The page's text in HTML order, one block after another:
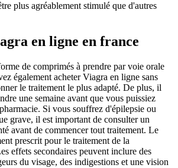
plus agréablement stimulé que d'autres
en ligne en france
de comprimés à prendre par voie orale
également acheter Viagra en ligne sans
le traitement le plus adapté. De plus, il
une semaine avant que vous puissiez
Si vous souffrez d'épilepsie ou
grave, il est important de consulter un
avant de commencer tout traitement. Le
prescrit pour le traitement de la
effets secondaires peuvent inclure des
du visage, des indigestions et une vision